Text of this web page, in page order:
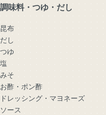
調味料・つゆ・だし
昆布
だし
つゆ
塩
みそ
お酢・ポン酢
ドレッシング・マヨネーズ
ソース